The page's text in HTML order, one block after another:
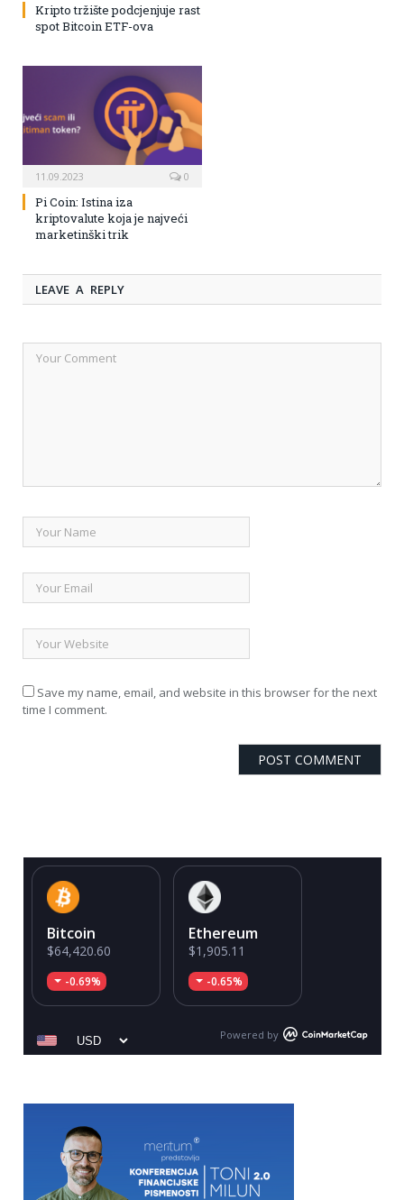
Kripto tržište podcjenjuje rast
spot Bitcoin ETF-ova
11.09.2023 0
Pi Coin: Istina iza
kriptovalute koja je najveći
marketinški trik
LEAVE A REPLY
Save my name, email, and website in this browser for the next
time I comment.
Bitcoin
$64,420.60
-0.69%
Ethereum
$1,905.11
-0.65%
Powered by